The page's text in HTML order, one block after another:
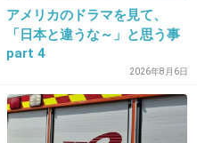
+310 -8
アメリカのドラマを見て、
「日本と違うな～」と思う事
part 4
2026年8月6日